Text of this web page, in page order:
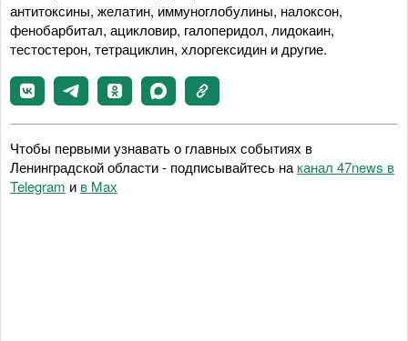
антитоксины, желатин, иммуноглобулины, налоксон,
фенобарбитал, ацикловир, галоперидол, лидокаин,
тестостерон, тетрациклин, хлоргексидин и другие.
Чтобы первыми узнавать о главных событиях в
Ленинградской области - подписывайтесь на канал 47news в
Telegram и в Maх